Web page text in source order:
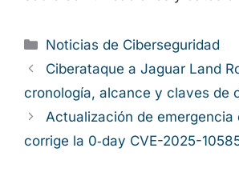
Categorías
Noticias de Ciberseguridad
Ciberataque a Jaguar Land
cronología, alcance y claves de
Actualización de emergencia
corrige la 0‑day CVE-2025-